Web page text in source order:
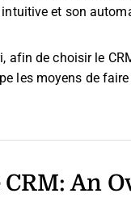
et son
afin de choisir le
les moyens de
An